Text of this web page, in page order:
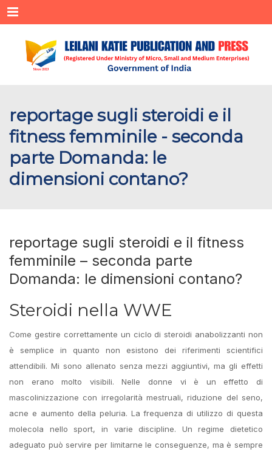
Menu
reportage sugli steroidi e il
fitness femminile - seconda
parte Domanda: le
dimensioni contano?
reportage sugli steroidi e il fitness
femminile – seconda parte
Domanda: le dimensioni contano?
Steroidi nella WWE
Come gestire correttamente un ciclo di steroidi anabolizzanti non
è semplice in quanto non esistono dei riferimenti scientifici
attendibili. Mi sono allenato senza mezzi aggiuntivi, ma gli effetti
non erano molto visibili. Nelle donne vi è un effetto di
mascolinizzazione con irregolarità mestruali, riduzione del seno,
acne e aumento della peluria. La frequenza di utilizzo di questa
molecola nello sport, in varie discipline. Un regime dietetico
adeguato può servire per limitarne le conseguenze, ma è sempre